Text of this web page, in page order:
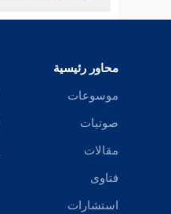
محاور رئيسية
موسوعات
صوتيات
مقالات
فتاوى
استشارات